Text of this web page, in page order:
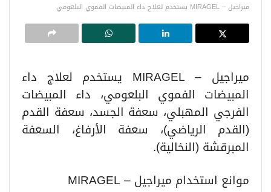
ميراجيل – MIRAGEL يستخدم لعلاج داء المبيضات الفموي البلعومي
ميراجيل – MIRAGEL يستخدم لعلاج داء
المبيضات الفموي البلعومي، داء المبيضات
الفرجي المهبلي، سعفة الجسد، سعفة القدم
(القدم الرياضي)، سعفة الأرفاغ، السعفة
المبرقشة (النخالية).
موانع استخدام ميراجيل – MIRAGEL